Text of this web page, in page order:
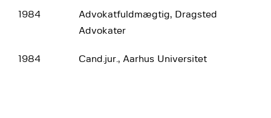
1984
Advokatfuldmægtig, Dragsted
Advokater
1984 Cand.jur., Aarhus Universitet